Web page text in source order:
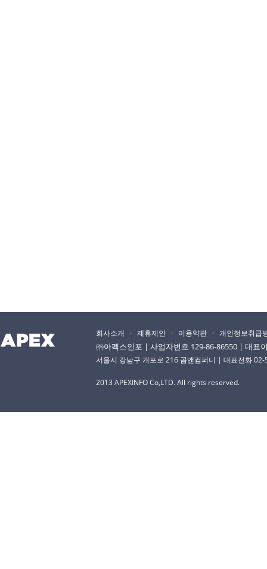
회사소개 · 제휴제안 · 이용약관 · 개인정보취급
㈜아펙스인포 | 사업자번호 129-86-86550 | 대표
서울시 강남구 개포로 216 곰앤컴퍼니 | 대표전화
2013 APEXINFO Co,LTD. All rights reserved.